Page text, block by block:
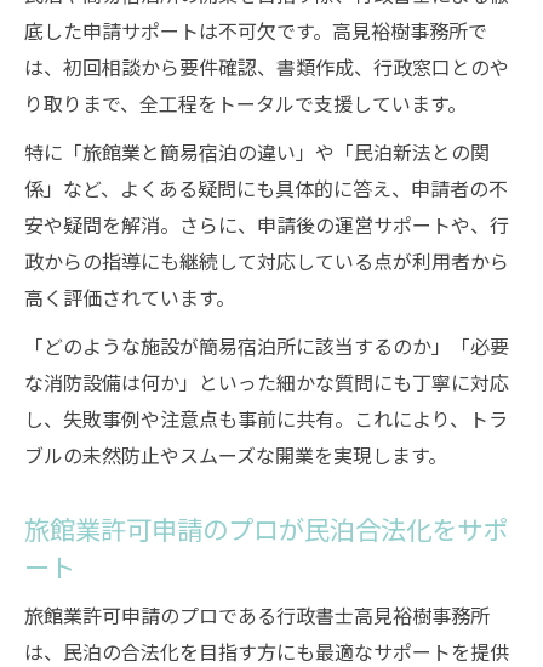
底した申請サポートは不可欠です。高見裕樹事務所で
は、初回相談から要件確認、書類作成、行政窓口とのや
り取りまで、全工程をトータルで支援しています。
特に「旅館業と簡易宿泊の違い」や「民泊新法との関
係」など、よくある疑問にも具体的に答え、申請者の不
安や疑問を解消。さらに、申請後の運営サポートや、行
政からの指導にも継続して対応している点が利用者から
高く評価されています。
「どのような施設が簡易宿泊所に該当するのか」「必要
な消防設備は何か」といった細かな質問にも丁寧に対応
し、失敗事例や注意点も事前に共有。これにより、トラ
ブルの未然防止やスムーズな開業を実現します。
旅館業許可申請のプロが民泊合法化をサポ
ート
旅館業許可申請のプロである行政書士高見裕樹事務所
は、民泊の合法化を目指す方にも最適なサポートを提供